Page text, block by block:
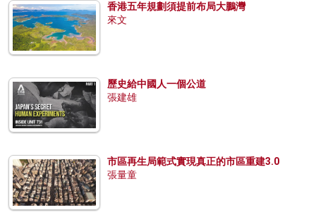
香港五年規劃須提前布局大鵬灣
來文
歷史給中國人一個公道
張建雄
市區再生局範式實現真正的市區重建3.0
張量童